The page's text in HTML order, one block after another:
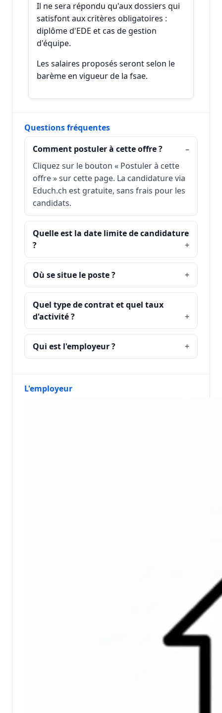
Il ne sera répondu qu'aux dossiers qui
satisfont aux critères obligatoires :
diplôme d'EDE et cas de gestion
d'équipe.
Les salaires proposés seront selon le
barème en vigueur de la fsae.
Questions fréquentes
Comment postuler à cette offre ?
Cliquez sur le bouton « Postuler à cette
offre » sur cette page. La candidature via
Educh.ch est gratuite, sans frais pour les
candidats.
Quelle est la date limite de candidature
?
Où se situe le poste ?
Quel type de contrat et quel taux
d'activité ?
Qui est l'employeur ?
L'employeur